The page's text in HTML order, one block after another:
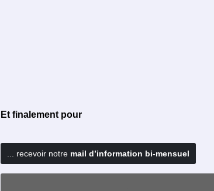
Et finalement pour
... recevoir notre mail d’information bi-mensuel